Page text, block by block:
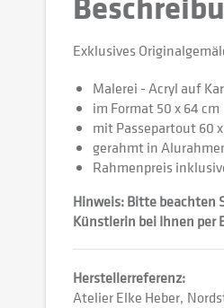
Exklusives
Malerei - Acryl auf
im Format 50 x 64 cm
mit Passepartout 60
gerahmt in
Rahmenpreis
Hinweis: Bitte beachten
Künstlerin bei Ihnen per
Herstellerreferenz:
Atelier Elke Heber